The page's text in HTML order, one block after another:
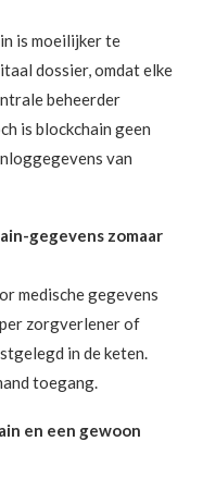
is moeilijker te
dossier, omdat elke
beheerder
is blockchain geen
van
gegevens zomaar
medische gegevens
zorgverlener of
in de keten.
toegang.
en een gewoon